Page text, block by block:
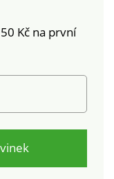
Kč na první